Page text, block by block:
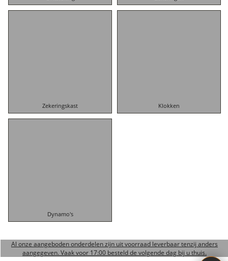
Zekeringskast Klokken
Dynamo's
Al onze aangeboden onderdelen zijn uit voorraad leverbaar tenzij anders
aangegeven. Vaak voor 17:00 besteld de volgende dag bij u thuis.